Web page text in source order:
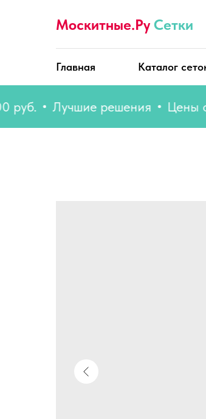
Москитные.Ру Сетки
Главная Каталог
Лучшие решения Цены от